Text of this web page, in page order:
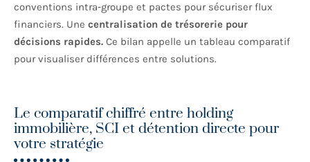
conventions intra‑groupe et pactes pour sécuriser flux
financiers. Une centralisation de trésorerie pour
décisions rapides. Ce bilan appelle un tableau comparatif
pour visualiser différences entre solutions.
Le comparatif chiffré entre holding
immobilière, SCI et détention directe pour
votre stratégie